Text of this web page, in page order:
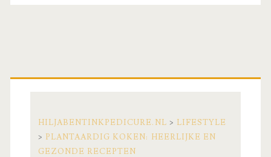
Primaire
HILJABENTINKPEDICURE.NL > LIFESTYLE
> PLANTAARDIG KOKEN: HEERLIJKE EN
GEZONDE RECEPTEN